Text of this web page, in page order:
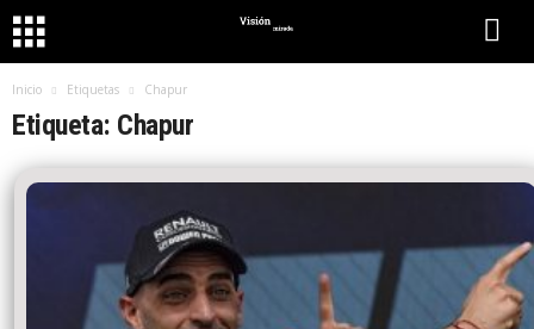
Inicio Etiquetas Chapur
Etiqueta: Chapur